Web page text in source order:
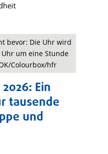
bevor: Die Uhr wird
um eine Stunde
Colourbox/hfr
Ein
tausende
und